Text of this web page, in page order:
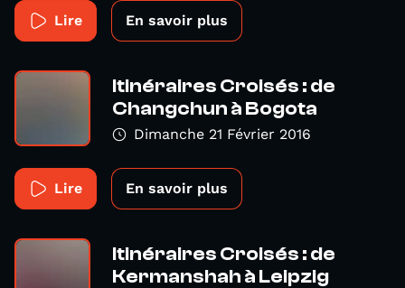
Lire En savoir plus
Itinéraires Croisés : de
Changchun à Bogota
Dimanche 21 Février 2016
Lire En savoir plus
Itinéraires Croisés : de
Kermanshah à Leipzig